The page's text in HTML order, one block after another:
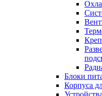
Блоки
Корпуса